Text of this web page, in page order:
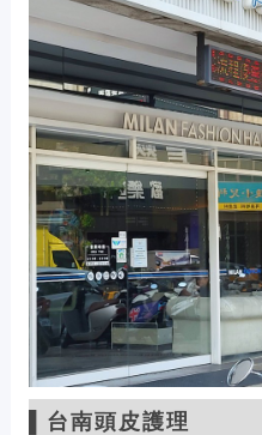
▌台南頭皮護理